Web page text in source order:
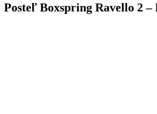
Posteľ Boxspring Ravello 2 –